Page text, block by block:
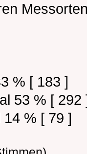
% [ 183 ]
53 % [ 292
14 % [ 79 ]